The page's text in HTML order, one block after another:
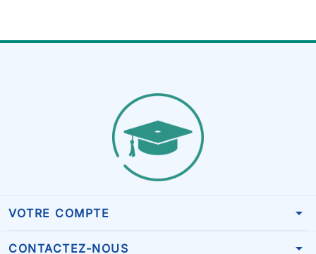
VOTRE COMPTE arrow_drop_down
CONTACTEZ-NOUS arrow_drop_down